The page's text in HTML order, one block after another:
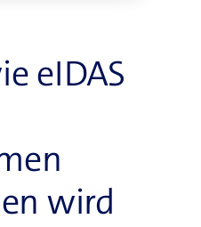
eIDAS
wird